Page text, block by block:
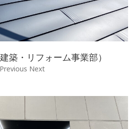
築・リフォーム事業部）
Previous Next